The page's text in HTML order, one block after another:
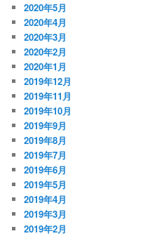
2020年5月
2020年4月
2020年3月
2020年2月
2020年1月
2019年12月
2019年11月
2019年10月
2019年9月
2019年8月
2019年7月
2019年6月
2019年5月
2019年4月
2019年3月
2019年2月